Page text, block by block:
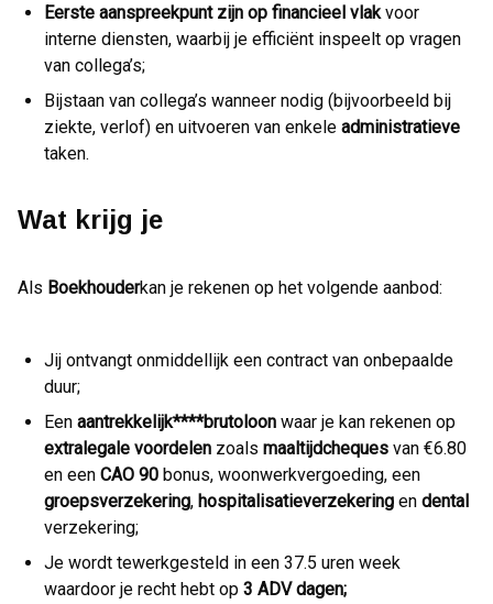
Eerste aanspreekpunt zijn op financieel vlakvoor
interne diensten, waarbij je efficiënt inspeelt op vragen
van collega’s;
Bijstaan van collega’s wanneer nodig (bijvoorbeeld bij
ziekte, verlof) en uitvoeren van enkele administratieve
taken.
Wat krijg je
Als Boekhouderkan je rekenen op het volgende aanbod:
Jij ontvangt onmiddellijk een contract van onbepaalde
duur;
Een aantrekkelijk****brutoloon waar je kan rekenen op
extralegale voordelen zoals maaltijdcheques van €6.80
en een CAO 90 bonus, woonwerkvergoeding, een
groepsverzekering, hospitalisatieverzekering en dental
verzekering;
Je wordt tewerkgesteld in een 37.5 uren week
waardoor je recht hebt op 3 ADV dagen;